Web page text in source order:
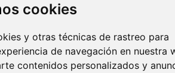
cookies
y otras técnicas de rastreo para
de navegación en nuestra
contenidos personalizados y